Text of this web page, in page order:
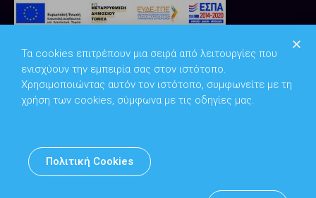
Copyright © 2026Υπουργείο Ψηφιακής Διακυβέρνησης
Υπεύθυνος DPO: Θανάσης Κοσμόπουλος | dpo@mindigital.gr
Τα cookies επιτρέπουν μια σειρά από λειτουργίες που
ενισχύουν την εμπειρία σας στον ιστότοπο.
Χρησιμοποιώντας αυτόν τον ιστότοπο, συμφωνείτε με τη
χρήση των cookies, σύμφωνα με τις οδηγίες μας.
Πολιτική Cookies